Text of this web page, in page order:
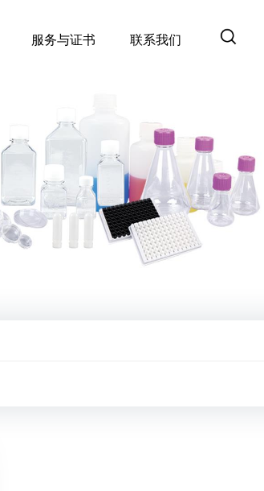
服务与证书
产品资料
产品交叉对照工具
联系我们